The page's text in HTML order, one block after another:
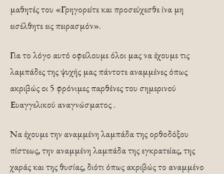
μαθητές του «Γρηγορείτε και προσεύχεσθε ίνα μη
εισέλθητε εις πειρασμόν».
Για το λόγο αυτό οφείλουμε όλοι μας να έχουμε τις
λαμπάδες της ψυχής μας πάντοτε αναμμένες όπως
ακριβώς οι 5 φρόνιμες παρθένες του σημερινού
Ευαγγελικού αναγνώσματος .
Να έχουμε την αναμμένη λαμπάδα της ορθοδόξου
πίστεως, την αναμμένη λαμπάδα της εγκρατείας, της
χαράς και της θυσίας, διότι όπως ακριβώς το αναμμένο